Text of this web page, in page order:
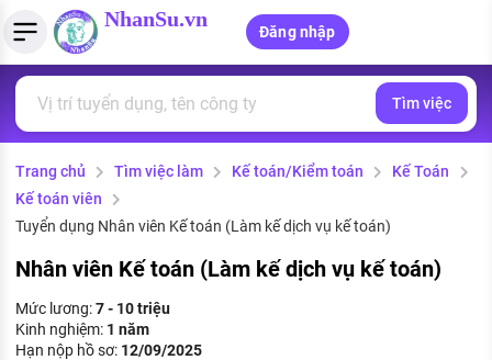
NhanSu.vn
Đăng nhập
Tìm việc làm
Việc làm ngành luật
Việc làm lương cao
Việc làm tốt nhất
CÔNG TY
Quản lý CV
Tải CV lên
Tạo CV trực tuyến
Mẫu CV đơn giản
Tính lương Gross - Net
Tính thuế thu nhập cá nhân
Tính trợ cấp thất nghiệp
PHÁP LUẬT VIỆT NAM
Văn bản pháp luật
Chính sách mới
PHÁP LUẬT LAO ĐỘNG
Lao động và tiền lương
Bảo hiểm và phúc lợi
Tìm việc
Trang chủ Tìm việc làm Kế toán/Kiểm toán
Kế Toán
Kế toán viên
Tuyển dụng Nhân viên Kế toán (Làm kế dịch vụ kế toán)
Nhân viên Kế toán (Làm kế dịch vụ kế toán)
Mức lương:7 - 10 triệu
Kinh nghiệm: 1 năm
Hạn nộp hồ sơ: 12/09/2025